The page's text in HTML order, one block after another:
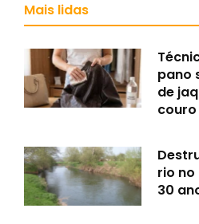
Mais lidas
pano
de
couro
rio no
30